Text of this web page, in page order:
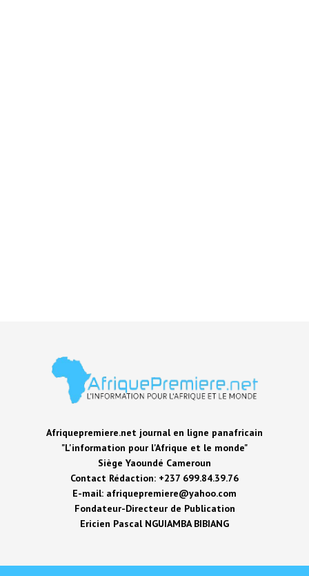
Afriquepremiere.net journal en ligne panafricain
"L'information pour l'Afrique et le monde"
Siège Yaoundé Cameroun
Contact Rédaction: +237 699.84.39.76
E-mail: afriquepremiere@yahoo.com
Fondateur-Directeur de Publication
Ericien Pascal NGUIAMBA BIBIANG